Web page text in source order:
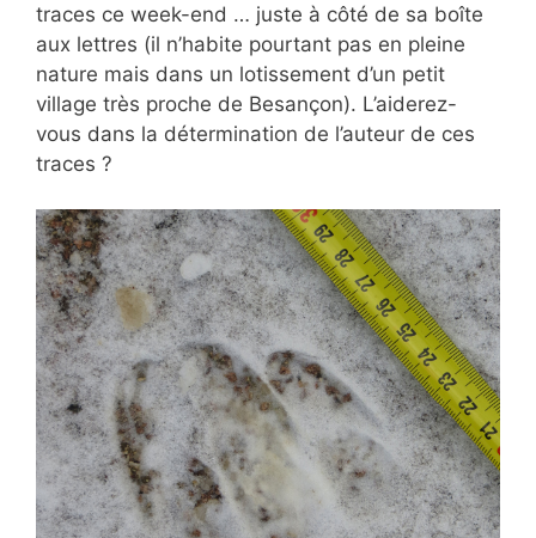
traces ce week-end … juste à côté de sa boîte
aux lettres (il n’habite pourtant pas en pleine
nature mais dans un lotissement d’un petit
village très proche de Besançon). L’aiderez-
vous dans la détermination de l’auteur de ces
traces ?